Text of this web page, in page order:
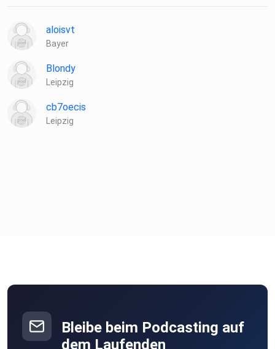
aloisvt
Bayer
Blondy
Leipzig
cb7oecis
Leipzig
Bleibe beim Podcasting auf
dem Laufenden